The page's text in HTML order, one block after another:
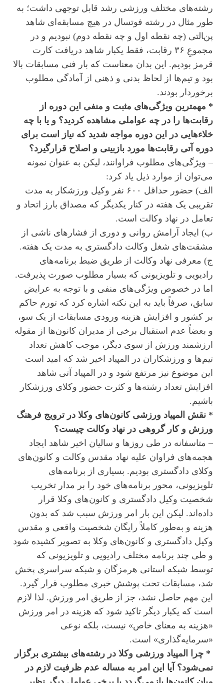
رشته‌های مختلف ورزشی رشد قابل توجهی داشت؛ به
طور مثال در رشته فوتسال در هیچ مسابقه‌ای شاهد
پنالتی (چه نقطه اول و چه نقطه دوم) نبودیم و در
مجموعِ ۳۶ رقابت، فقط یکبار شاهد دریافت کارت
قرمز بودیم. این بدان معناست که بار فنی مسابقات بالا
بود و تیم‌ها از لحاظ بدنی و ذهنی از آمادگی مطلوب
برخوردار بودند.
* مهمترین ویژگی‌های مثبت و منفی این دوره از
رقابت‌ها را در چه عواملی مشاهده کردید؟ و یا با چه
خلاءهایی در این دوره مواجه شدید که نیاز است برای
دوره آتی رقابت‌ها مورد بازبینی و اصلاح قرارگیرد؟
– ویژگی‌های مطلوب فراوانند، لیکن به عنوان نمونه
می‌توان از موارد ذیل یاد کرد:
الف) حضور حداقل ۶۰۰ نفر وکیل ورزشکار به مدت
تقریبی یک هفته در کنار یکدیگر که مصداق بارز اتحاد و
تعامل در نهاد وکالت است.
ب) ایجاد آرامش روانی و دوری از فشارهای ناشی از
مشقت‌های شغل وکالت دادگستری به مدت یک هفته.
ج) معرفی نهاد وکالت از طریق ضبط برنامه‌های
رادیویی و تلویزیونی که بسیار مطلوب صورت پذیرفت.
اما در خصوص ویژگی‌های منفی و با توجه به عرایض
سابق، صرفاً باید به این نکته اشاره کرد که تورم حاکم
بر کشور و افزایش هزینه ورودی مسابقات از یک سو،
و بعضاً عدم استقبال برخی از مدیران کانون‌ها از مقوله
ارزشمند ورزش از سوی دیگر، موجب کاهش تعداد
تیم‌ها و ورزشکاران در المپیاد اخیر شد که امید است
این موضوع نیز مرتفع شود و در المپیاد آتی شاهد
افزایش تعداد رشته‌ها و کثرت حضور وکلای ورزشکار
باشیم.
* نقش المپیاد ورزشی کانون‌های وکلا در ترویج فرهنگ
ورزش و کار گروهی در نهاد وکالت چیست؟
– متاسفانه در طی روزها و سالیان اخیر شاهد ایجاد
هجمه‌های فراوان علیه نهاد مقدس وکالت و کانون‌های
وکلای دادگستری بودیم. بسیاری از برنامه‌های
تلویزیونی، محور برنامه‌های خود را بر مدار تخریب
شخصیت وکیل دادگستری و کانون‌های وکلا قرار
داده‌اند. لیکن این بار امر ورزش سبب شد که بدون
هزینه و به‌طور کاملاً رایگان شخصیت واقعی و مقدس
وکیل دادگستری و کانون‌های وکلا به تصویر کشیده شود
و طی چند برنامه مختلف رادیویی و تلویزیونی که
‌توسط شبکه استانی هرمزگان و شبکه سراسری پخش
شد، مسابقات تحت پوشش خبری مطلوب قرار گیرد.
این مهم حاصل نشد، جز از طریق امر ورزش. لذا لازم
است که یکبار دیگر تاکید شود که هزینه در امر ورزش
«هزینه به معنای خاص» نیست، بلکه نوعی
«سرمایه‌گذاری» است.
* چرا المپیاد ورزشی وکلا در رشته‌های بیشتری برگزار
نمی‌شود؟ آیا این امر به مساله عدم ظرفیت لازم در